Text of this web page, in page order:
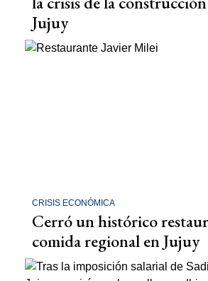
Jujuy
CRISIS ECONÓMICA
Cerró un histórico
comida regional en Jujuy